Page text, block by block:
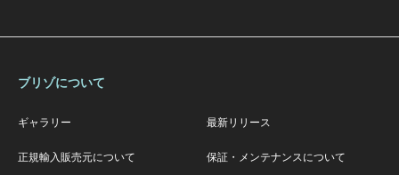
ブリゾについて
ギャラリー 最新リリース
正規輸入販売元について 保証・メンテナンスについて